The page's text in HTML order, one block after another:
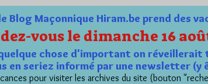
Blog Maçonnique Hiram.be prend des
vous le dimanche 16
chose d'important on
en seriez informé par une newsletter (y
pour visiter les archives du site (bouton